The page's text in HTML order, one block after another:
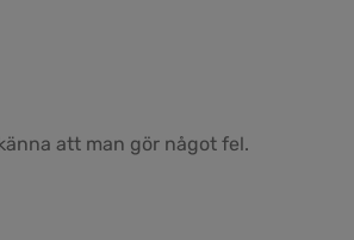
att man gör något fel.